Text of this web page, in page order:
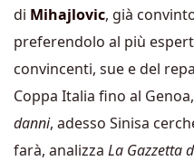
di Mihajlovic, già
preferendolo al più
convincenti, sue e del
Coppa Italia fino al
danni, adesso Sinisa
farà, analizza La Gazzetta